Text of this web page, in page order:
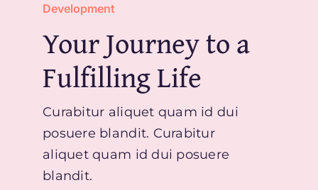
Breezy Brushes
Freebies
Contact
0 items
Development
Your Journey to a
Fulfilling Life
Curabitur aliquet quam id dui
posuere blandit. Curabitur
aliquet quam id dui posuere
blandit.